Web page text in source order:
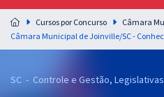
Preparação completa e intensiva para
residências em saúde do Brasil
Cursos por Concurso
Câmara
SC - Controle e Gestão, Legislativas